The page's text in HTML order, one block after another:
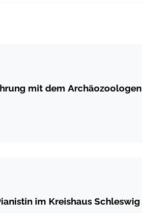
mit dem Archäozoologen
im Kreishaus Schleswig